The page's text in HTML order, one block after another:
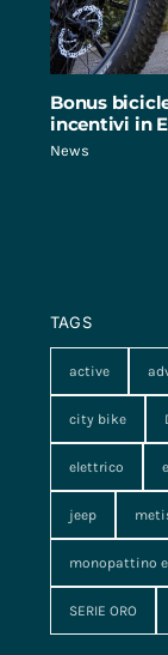
Bonus
incentivi in
News
TAGS
active
city bike
elettrico
jeep
monopattino
SERIE ORO